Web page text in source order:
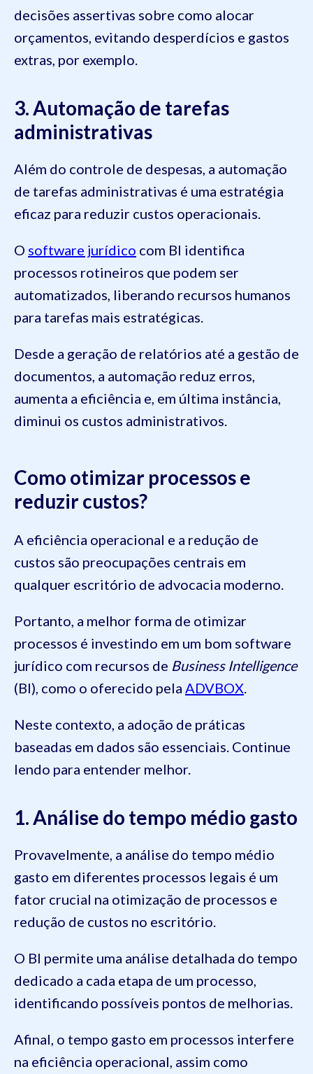
decisões assertivas sobre como alocar
orçamentos, evitando desperdícios e gastos
extras, por exemplo.
3. Automação de tarefas
administrativas
Além do controle de despesas, a automação
de tarefas administrativas é uma estratégia
eficaz para reduzir custos operacionais.
O software jurídico com BI identifica
processos rotineiros que podem ser
automatizados, liberando recursos humanos
para tarefas mais estratégicas.
Desde a geração de relatórios até a gestão de
documentos, a automação reduz erros,
aumenta a eficiência e, em última instância,
diminui os custos administrativos.
Como otimizar processos e
reduzir custos?
A eficiência operacional e a redução de
custos são preocupações centrais em
qualquer escritório de advocacia moderno.
Portanto, a melhor forma de otimizar
processos é investindo em um bom software
jurídico com recursos de Business Intelligence
(BI), como o oferecido pela ADVBOX
Neste contexto, a adoção de práticas
baseadas em dados são essenciais. Continue
lendo para entender melhor.
1. Análise do tempo médio gasto
Provavelmente, a análise do tempo médio
gasto em diferentes processos legais é um
fator crucial na otimização de processos e
redução de custos no escritório.
O BI permite uma análise detalhada do tempo
dedicado a cada etapa de um processo,
identificando possíveis pontos de melhorias.
Afinal, o tempo gasto em processos interfere
na eficiência operacional, assim como